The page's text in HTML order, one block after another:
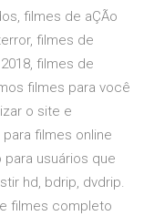
filmes de aÇÃo
filmes de
filmes de
filmes para você
o site e
filmes online
usuários que
hd, bdrip, dvdrip.
filmes completo